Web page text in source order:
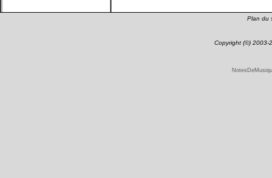
Plan du
Copyright (©) 2003-